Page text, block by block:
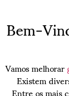
Bem-
Vamos melhorar
Existem